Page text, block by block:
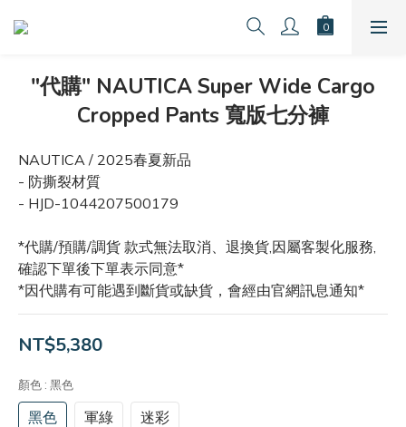
"代購" NAUTICA Super Wide Cargo
Cropped Pants 寬版七分褲
NAUTICA / 2025春夏新品
- 防撕裂材質
- HJD-1044207500179
*代購/預購/調貨 款式無法取消、退換貨,因屬客製化服務,
確認下單後下單表示同意*
*因代購有可能遇到斷貨或缺貨，會經由官網訊息通知*
NT$5,380
顏色 : 黑色
黑色 軍綠 迷彩